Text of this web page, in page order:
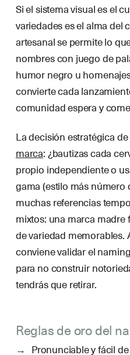
Si el sistema visual es el
variedades es el alma del
artesanal se permite lo
nombres con juego de
humor negro u
convierte cada
comunidad espera y
La decisión estratégica
marca: ¿bautizas cada
propio independiente o
gama (estilo más número
muchas referencias
mixtos: una marca
de variedad memorables.
conviene validar el
para no construir
tendrás que retirar.
Reglas de oro del
Pronunciable y fácil